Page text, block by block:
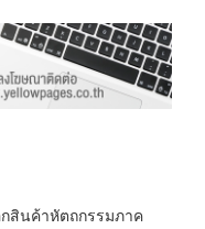
สินค้าหัตถกรรมภาค